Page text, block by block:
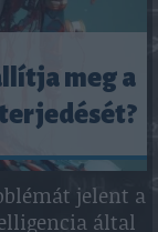
meg a
jelent a
által